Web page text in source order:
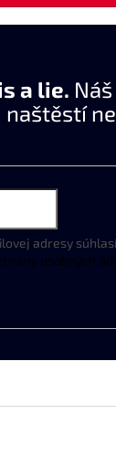
a lie.
naštěstí
adresy
osobných